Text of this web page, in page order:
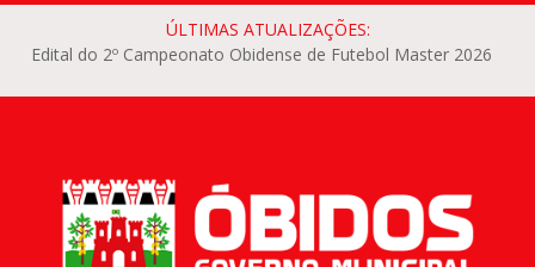
ÚLTIMAS ATUALIZAÇÕES:
Edital do 2º Campeonato Obidense de Futebol Master 2026